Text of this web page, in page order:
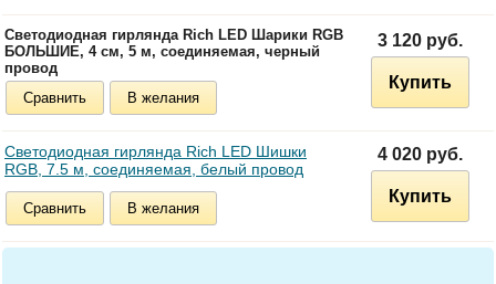
Светодиодная гирлянда Rich LED Шарики RGB
БОЛЬШИЕ, 4 см, 5 м, соединяемая, черный
провод
Сравнить
В желания
3 120 руб.
Купить
Светодиодная гирлянда Rich LED Шишки
RGB, 7.5 м, соединяемая, белый провод
Сравнить В желания
4 020 руб.
Купить